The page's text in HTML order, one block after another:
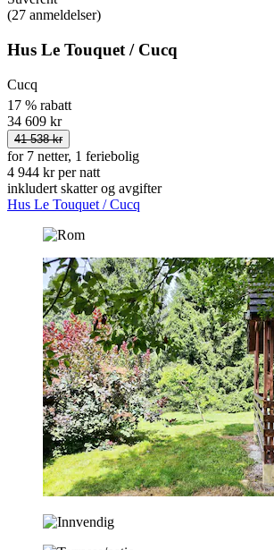
(27 anmeldelser)
Hus Le Touquet / Cucq
Cucq
17 % rabatt
34 609 kr
41 538 kr
for 7 netter, 1 feriebolig
4 944 kr per natt
inkludert skatter og avgifter
Hus Le Touquet / Cucq